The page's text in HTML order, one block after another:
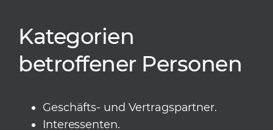
Kategorien
betroffener Personen
Geschäfts- und Vertragspartner.
Interessenten.